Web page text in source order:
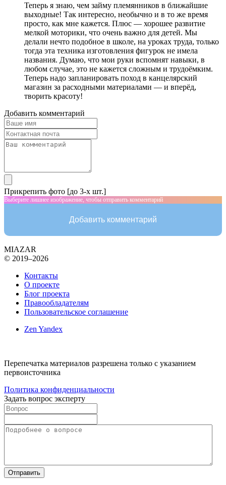
Теперь я знаю, чем займу племянников в ближайшие
выходные! Так интересно, необычно и в то же время
просто, как мне кажется. Плюс — хорошее развитие
мелкой моторики, что очень важно для детей. Мы
делали нечто подобное в школе, на уроках труда, только
тогда эта техника изготовления фигурок не имела
названия. Думаю, что мои руки вспомнят навыки, в
любом случае, это не кажется сложным и трудоёмким.
Теперь надо запланировать поход в канцелярский
магазин за расходными материалами — и вперёд,
творить красоту!
Добавить комментарий
Прикрепить фото [до 3-х шт.]
Выберите лишнее изображение, чтобы отправить комментарий
Добавить комментарий
MIAZAR
© 2019–2026
Контакты
О проекте
Блог проекта
Правообладателям
Пользовательское соглашение
Zen Yandex
Перепечатка материалов разрешена только с указанием
первоисточника
Политика конфиденциальности
Задать вопрос эксперту